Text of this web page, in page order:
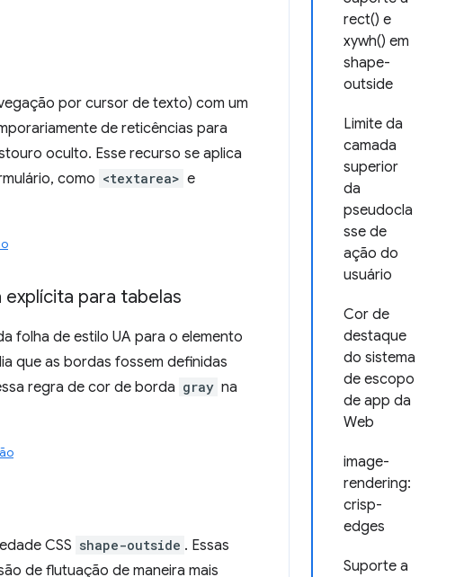
rect() e
xywh() em
shape-
outside
Limite da
camada
superior
da
pseudocla
sse de
ação do
usuário
Cor de
destaque
do sistema
de escopo
de app da
Web
image-
rendering:
crisp-
edges
Suporte a
por cursor de texto) com um
de reticências para
oculto. Esse recurso se aplica
como <textarea> e
para tabelas
folha de estilo UA para o elemento
que as bordas fossem definidas
regra de cor de borda gray na
CSS shape-outside . Essas
de flutuação de maneira mais